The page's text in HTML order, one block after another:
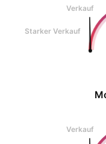
Verkauf
Starker Verkauf
Verkauf